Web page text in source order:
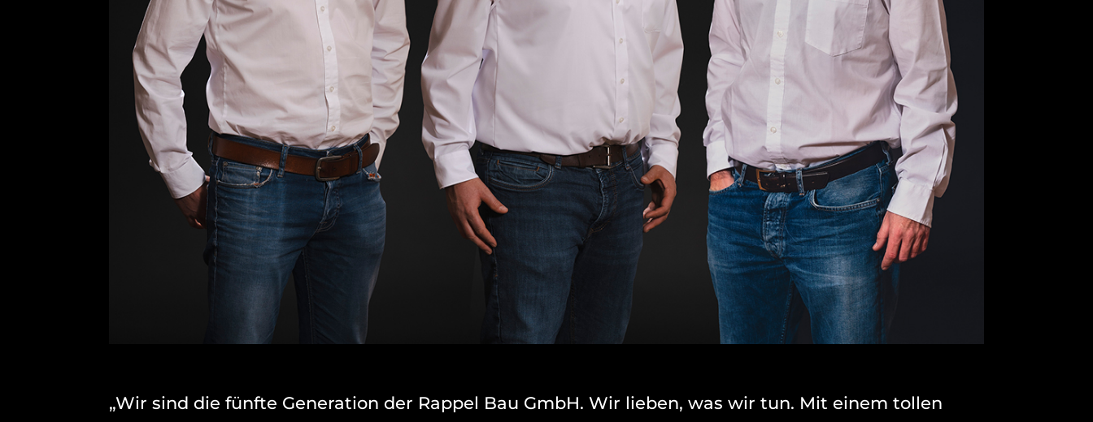
„Wir sind die fünfte Generation der Rappel Bau GmbH. Wir lieben, was wir tun. Mit einem tollen